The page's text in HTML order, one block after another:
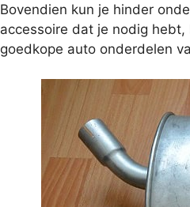
Bovendien kun je hinder
accessoire dat je nodig
goedkope auto onderdelen